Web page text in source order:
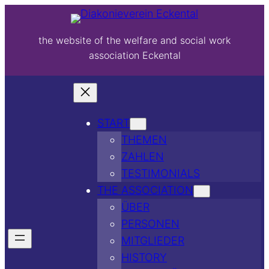
the website of the welfare and social work
association Eckental
START
THEMEN
ZAHLEN
TESTIMONIALS
THE ASSOCIATION
ÜBER
PERSONEN
MITGLIEDER
HISTORY